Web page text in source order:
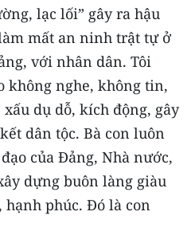
và Tây
Minh
lạc lối” gây ra hậu
mất an ninh trật tự ở
với nhân dân. Tôi
không nghe, không tin,
dụ dỗ, kích động, gây
dân tộc. Bà con luôn
của Đảng, Nhà nước,
dựng buôn làng giàu
hạnh phúc. Đó là con